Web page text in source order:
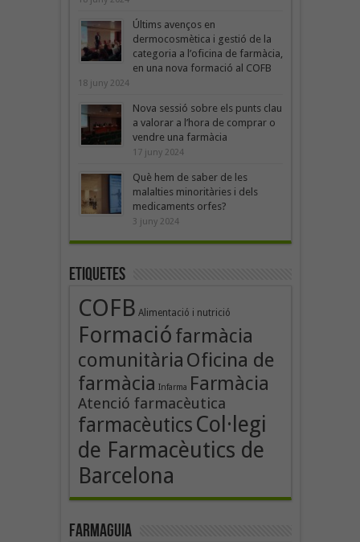
Últims avenços en
dermocosmètica i gestió de la
categoria a l’oficina de farmàcia,
en una nova formació al COFB
18 juny 2024
Nova sessió sobre els punts clau
a valorar a l’hora de comprar o
vendre una farmàcia
17 juny 2024
Què hem de saber de les
malalties minoritàries i dels
medicaments orfes?
3 juny 2024
Etiquetes
COFB Alimentació i nutrició
Formació farmàcia
comunitària Oficina de
farmàcia Infarma Farmàcia
Atenció farmacèutica
farmacèutics Col·legi
de Farmacèutics de
Barcelona
Farmaguia